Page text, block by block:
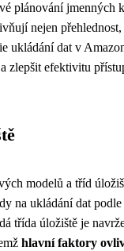
plánování jmenných
nejen přehlednost,
ukládání dat v
zlepšit efektivitu
modelů a tříd
na ukládání dat
třída úložiště je
hlavní faktory